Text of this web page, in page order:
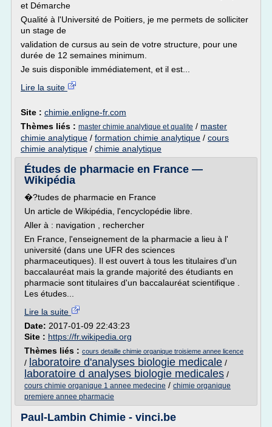
et Démarche
Qualité à l'Université de Poitiers, je me permets de solliciter
un stage de
validation de cursus au sein de votre structure, pour une
durée de 12 semaines minimum.
Je suis disponible immédiatement, et il est...
Lire la suite
Site : chimie.enligne-fr.com
Thèmes liés : master chimie analytique et qualite / master
chimie analytique / formation chimie analytique / cours
chimie analytique / chimie analytique
Études de pharmacie en France —
Wikipédia
�?tudes de pharmacie en France
Un article de Wikipédia, l'encyclopédie libre.
Aller à : navigation , rechercher
En France, l'enseignement de la pharmacie a lieu à l'
université (dans une UFR des sciences
pharmaceutiques). Il est ouvert à tous les titulaires d'un
baccalauréat mais la grande majorité des étudiants en
pharmacie sont titulaires d'un baccalauréat scientifique .
Les études...
Lire la suite
Date: 2017-01-09 22:43:23
Site : https://fr.wikipedia.org
Thèmes liés : cours detaille chimie organique troisieme annee licence
/ laboratoire d'analyses biologie medicale /
laboratoire d analyses biologie medicales /
cours chimie organique 1 annee medecine / chimie organique
premiere annee pharmacie
Paul-Lambin Chimie - vinci.be